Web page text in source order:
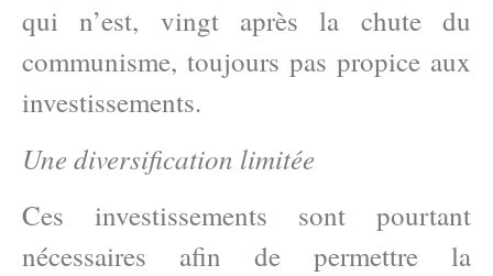
qui n’est, vingt après la chute du
communisme, toujours pas propice aux
investissements.
Une diversification limitée
Ces investissements sont pourtant
nécessaires afin de permettre la